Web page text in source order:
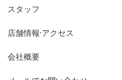
スタッフ
店舗情報·アクセス
会社概要